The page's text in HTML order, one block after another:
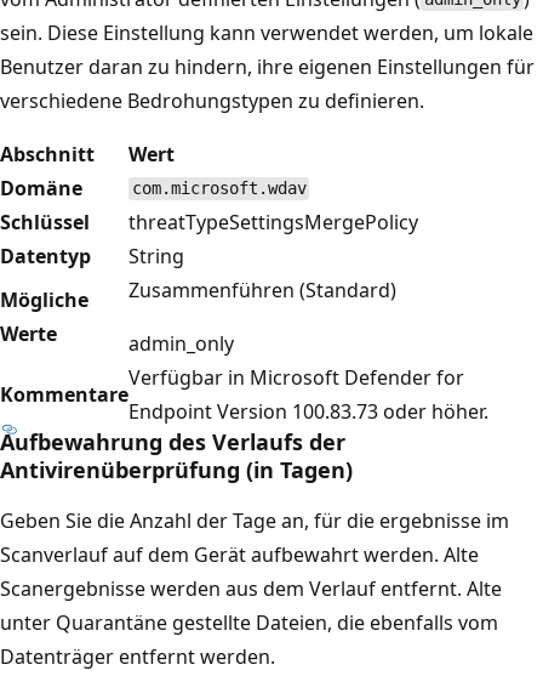
sein. Diese Einstellung kann verwendet werden, um lokale
Benutzer daran zu hindern, ihre eigenen Einstellungen für
verschiedene Bedrohungstypen zu definieren.
Abschnitt
Wert
Domäne
com.microsoft.wdav
Schlüssel
threatTypeSettingsMergePolicy
Datentyp
String
Mögliche
Werte
Zusammenführen (Standard)
admin_only
Kommentare
Verfügbar in Microsoft Defender for
Endpoint Version 100.83.73 oder höher.
Aufbewahrung des Verlaufs der
Antivirenüberprüfung (in Tagen)
Geben Sie die Anzahl der Tage an, für die ergebnisse im
Scanverlauf auf dem Gerät aufbewahrt werden. Alte
Scanergebnisse werden aus dem Verlauf entfernt. Alte
unter Quarantäne gestellte Dateien, die ebenfalls vom
Datenträger entfernt werden.